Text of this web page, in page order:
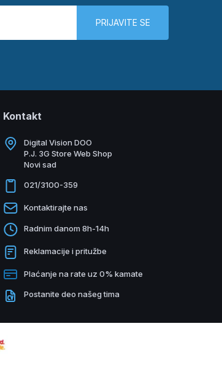
PRIJAVITE SE
Kontakt
Digital Vision DOO
P.J. 3G Store Web Shop
Novi sad
021/3100-359
Kontaktirajte nas
Radnim danom 8h-14h
Reklamacije i pritužbe
Plaćanje na rate uz 0% kamate
Postanite deo našeg tima